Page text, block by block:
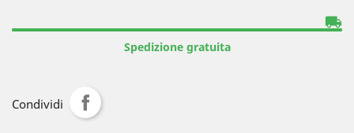
local_shipping
Spedizione gratuita
Condividi